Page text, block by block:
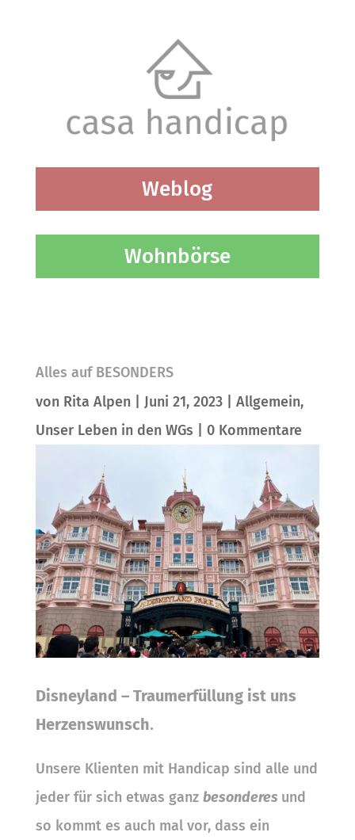
Weblog
Wohnbörse
Alles auf BESONDERS
von Rita Alpen| Juni 21, 2023| Allgemein,
Unser Leben in den WGs
0 Kommentare
Disneyland – Traumerfüllung ist uns
Herzenswunsch.
Unsere Klienten mit Handicap sind alle und
jeder für sich etwas ganz besonderes und
so kommt es auch mal vor, dass ein